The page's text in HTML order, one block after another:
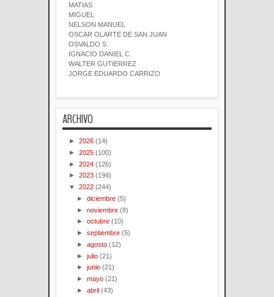
MATIAS
MIGUEL
NELSON MANUEL
OSCAR OLARTE DE SAN JUAN
OSVALDO S.
IGNACIO DANIEL C.
WALTER GUTIERREZ
JORGE EDUARDO CARRIZO
ARCHIVO
► 2026 (14)
► 2025 (100)
► 2024 (126)
► 2023 (194)
▼ 2022 (244)
►diciembre (5)
►noviembre (8)
►octubre (10)
►septiembre (5)
►agosto (12)
►julio (21)
►junio (21)
►mayo (21)
►abril (43)